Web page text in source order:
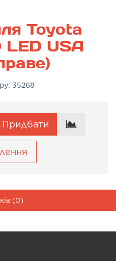
Toyota
USA
35268
Придбати
(0)